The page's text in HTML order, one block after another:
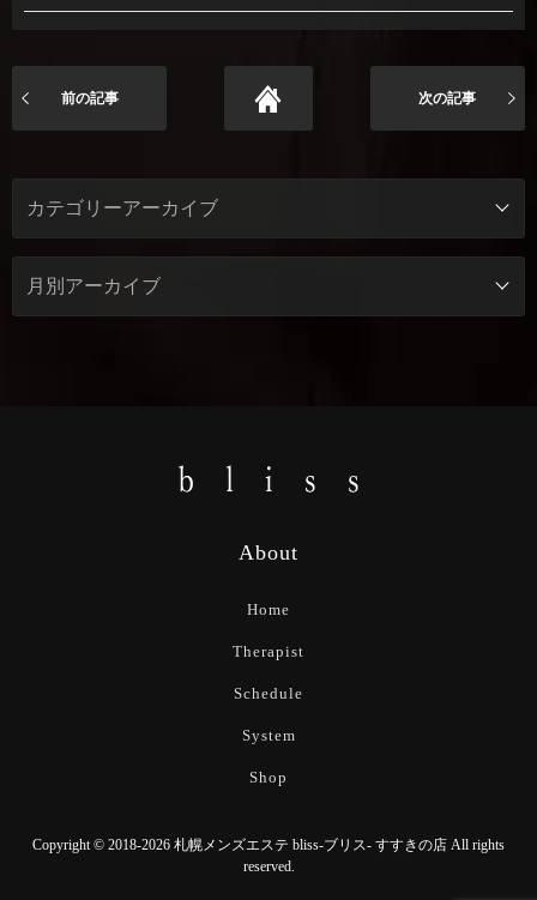
前の記事 次の記事
About
Home
Therapist
Schedule
System
Shop
Copyright © 2018-2026 札幌メンズエステ bliss-ブリス- すすきの店 All rights
reserved.